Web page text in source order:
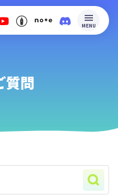
MENU
質問